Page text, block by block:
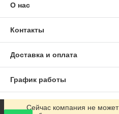
О нас
Контакты
Доставка и оплата
График работы
Полная версия сайта
Сейчас компания не